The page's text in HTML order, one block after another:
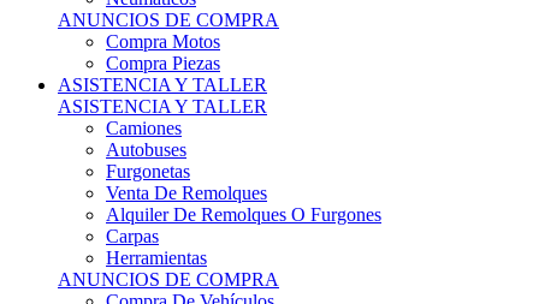
Compra Motos
Compra Piezas
ASISTENCIA Y TALLER
ASISTENCIA Y TALLER
Camiones
Autobuses
Furgonetas
Venta De Remolques
Alquiler De Remolques O Furgones
Carpas
Herramientas
ANUNCIOS DE COMPRA
Compra De Vehículos
Compra De Herramientas